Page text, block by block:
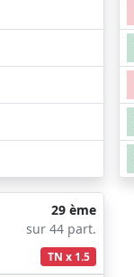
29 ème
sur 44 part.
TN x 1.5